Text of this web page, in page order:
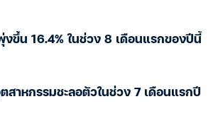
งขึ้น 16.4% ในช่วง 8 เดือนแรกของปีนี้
สาหกรรมชะลอตัวในช่วง 7 เดือนแรกปี